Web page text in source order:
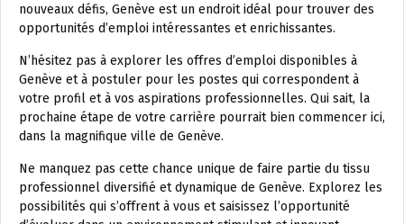
nouveaux défis, Genève est un endroit idéal pour trouver des
opportunités d’emploi intéressantes et enrichissantes.
N’hésitez pas à explorer les offres d’emploi disponibles à
Genève et à postuler pour les postes qui correspondent à
votre profil et à vos aspirations professionnelles. Qui sait, la
prochaine étape de votre carrière pourrait bien commencer ici,
dans la magnifique ville de Genève.
Ne manquez pas cette chance unique de faire partie du tissu
professionnel diversifié et dynamique de Genève. Explorez les
possibilités qui s’offrent à vous et saisissez l’opportunité